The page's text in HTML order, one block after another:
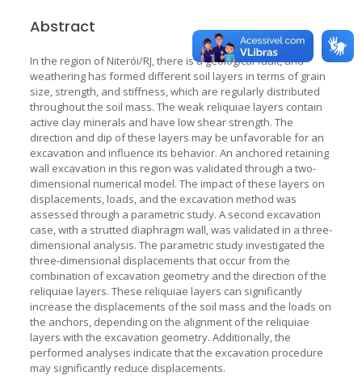
Abstract
In the region of Niterói/RJ, there is a geological fault, and
weathering has formed different soil layers in terms of grain
size, strength, and stiffness, which are regularly distributed
throughout the soil mass. The weak reliquiae layers contain
active clay minerals and have low shear strength. The
direction and dip of these layers may be unfavorable for an
excavation and influence its behavior. An anchored retaining
wall excavation in this region was validated through a two-
dimensional numerical model. The impact of these layers on
displacements, loads, and the excavation method was
assessed through a parametric study. A second excavation
case, with a strutted diaphragm wall, was validated in a three-
dimensional analysis. The parametric study investigated the
three-dimensional displacements that occur from the
combination of excavation geometry and the direction of the
reliquiae layers. These reliquiae layers can significantly
increase the displacements of the soil mass and the loads on
the anchors, depending on the alignment of the reliquiae
layers with the excavation geometry. Additionally, the
performed analyses indicate that the excavation procedure
may significantly reduce displacements.